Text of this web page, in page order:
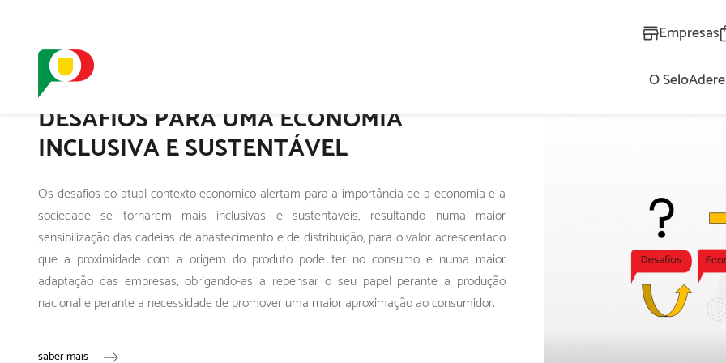
Empresas
O SeloAdere
DESAFIOS PARA UMA ECONOMIA
INCLUSIVA E SUSTENTÁVEL
Os desafios do atual contexto económico alertam para a importância de a economia e a
sociedade se tornarem mais inclusivas e sustentáveis, resultando numa maior
sensibilização das cadeias de abastecimento e de distribuição, para o valor acrescentado
que a proximidade com a origem do produto pode ter no consumo e numa maior
adaptação das empresas, obrigando-as a repensar o seu papel perante a produção
nacional e perante a necessidade de promover uma maior aproximação ao consumidor.
saber mais